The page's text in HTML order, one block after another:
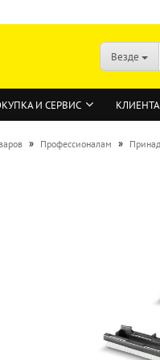
Везде
И СЕРВИС
» Профессионалам »